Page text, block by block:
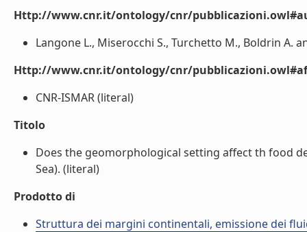
Http://www.cnr.it/ontology/cnr/
Langone L., Miserocchi S., Turchetto M., Boldrin A.
Http://www.cnr.it/ontology/cnr/
CNR-ISMAR (literal)
Titolo
Does the geomorphological setting affect th food
Sea). (literal)
Prodotto di
Struttura dei margini continentali, emissione dei